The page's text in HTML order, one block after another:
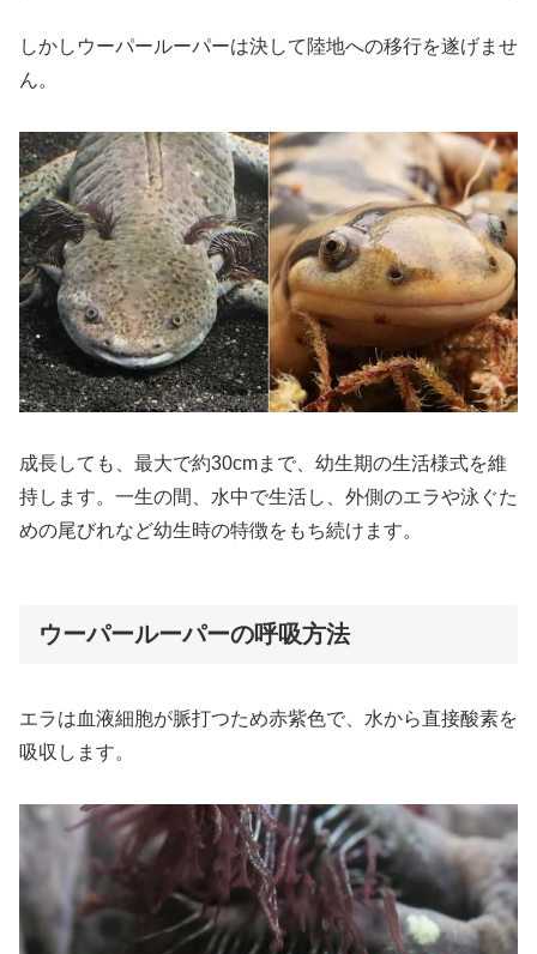
しかしウーパールーパーは決して陸地への移行を遂げませ
ん。
成長しても、最大で約30cmまで、幼生期の生活様式を維
持します。一生の間、水中で生活し、外側のエラや泳ぐた
めの尾びれなど幼生時の特徴をもち続けます。
ウーパールーパーの呼吸方法
エラは血液細胞が脈打つため赤紫色で、水から直接酸素を
吸収します。